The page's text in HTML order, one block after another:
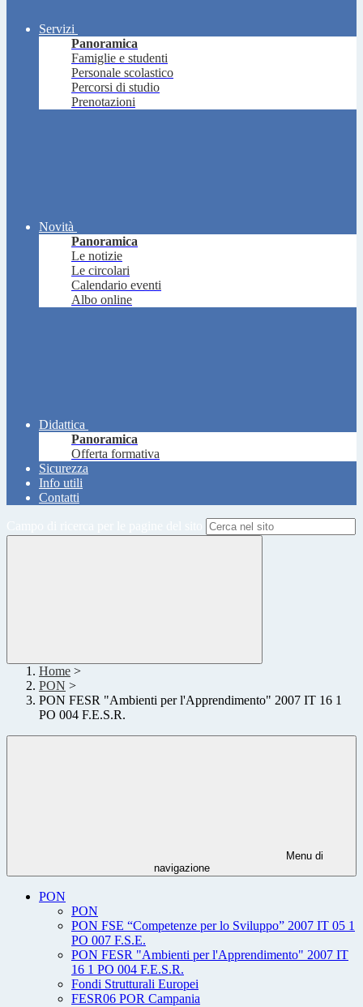
Servizi
Panoramica
Famiglie e studenti
Personale scolastico
Percorsi di studio
Prenotazioni
Novità
Panoramica
Le notizie
Le circolari
Calendario eventi
Albo online
Didattica
Panoramica
Offerta formativa
Sicurezza
Info utili
Contatti
Home >
PON >
PON FESR "Ambienti per l'Apprendimento" 2007 IT 16 1
PO 004 F.E.S.R.
Menu di
navigazione
PON
PON
PON FSE “Competenze per lo Sviluppo” 2007 IT 05 1
PO 007 F.S.E.
PON FESR "Ambienti per l'Apprendimento" 2007 IT
16 1 PO 004 F.E.S.R.
Fondi Strutturali Europei
FESR06 POR Campania